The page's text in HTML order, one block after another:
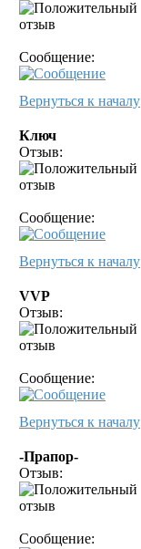
Сообщение:
Вернуться к началу
Ключ
Отзыв:
Сообщение:
Вернуться к началу
VVP
Отзыв:
Сообщение:
Вернуться к началу
-Прапор-
Отзыв:
Сообщение: